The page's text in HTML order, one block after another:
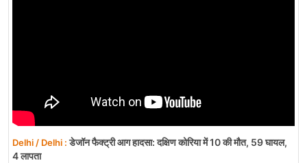
Delhi / Delhi :डेजॉन फैक्ट्री आग हादसा: दक्षिण कोरिया में 10 की मौत, 59 घायल,
4 लापता